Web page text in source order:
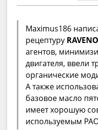
Maximus186
рецептуру
агентов,
двигателя, ввели
органические
А также
базовое масло
имеет хорошую
используемым